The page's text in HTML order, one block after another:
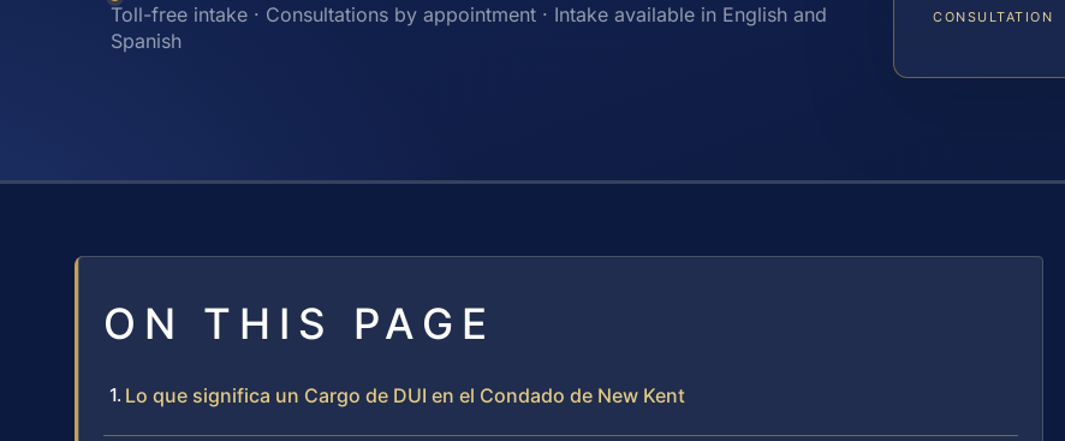
Toll-free intake · Consultations by appointment · Intake available in English and
Spanish
CONSULTATION
ON THIS PAGE
Lo que significa un Cargo de DUI en el Condado de New Kent